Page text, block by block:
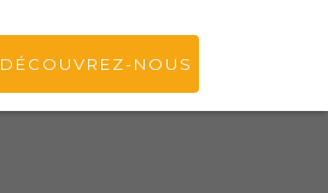
DÉCOUVREZ-NOUS